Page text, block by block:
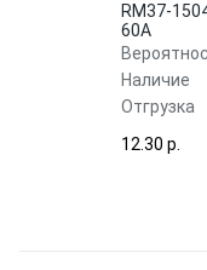
RM37-
60А
Наличие
Отгрузка
12.30 p.